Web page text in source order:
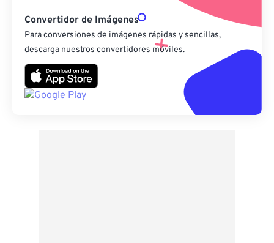
Convertidor de Imágenes
Para conversiones de imágenes rápidas y sencillas,
descarga nuestros convertidores móviles.